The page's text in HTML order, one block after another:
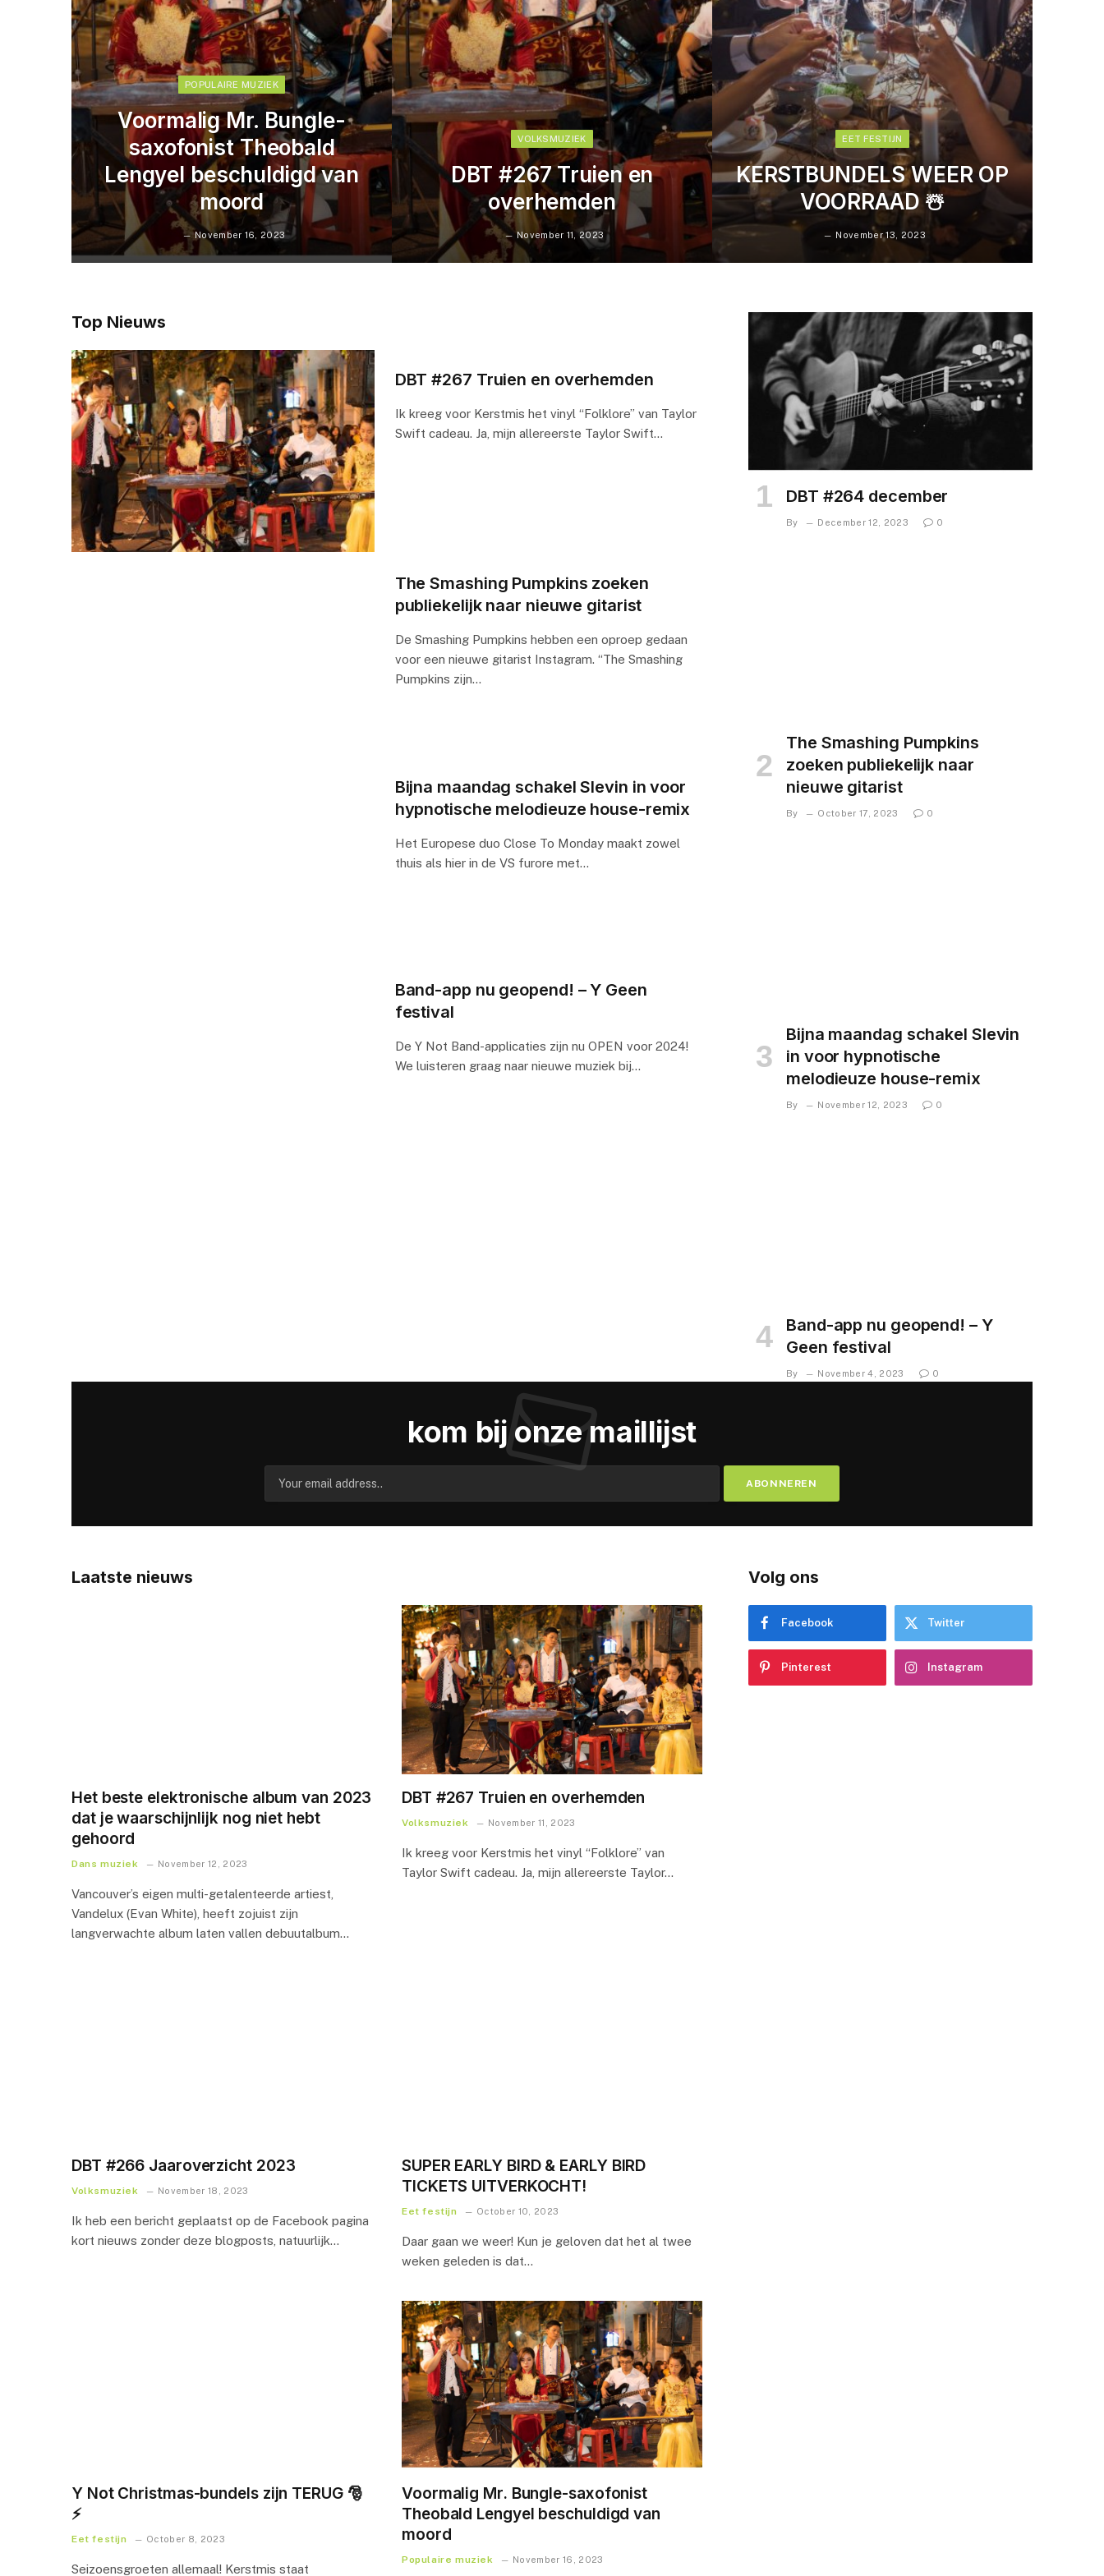
POPULAIRE MUZIEK
Voormalig Mr. Bungle-
saxofonist Theobald
Lengyel beschuldigd van
moord
November 16, 2023
VOLKSMUZIEK
DBT #267 Truien en
overhemden
November 11, 2023
EET FESTIJN
KERSTBUNDELS WEER OP
VOORRAAD ☃️
November 13, 2023
Top Nieuws
DBT #267 Truien en overhemden
Ik kreeg voor Kerstmis het vinyl “Folklore” van Taylor
Swift cadeau. Ja, mijn allereerste Taylor Swift…
The Smashing Pumpkins zoeken
publiekelijk naar nieuwe gitarist
De Smashing Pumpkins hebben een oproep gedaan
voor een nieuwe gitarist Instagram. “The Smashing
Pumpkins zijn…
Bijna maandag schakel Slevin in voor
hypnotische melodieuze house-remix
Het Europese duo Close To Monday maakt zowel
thuis als hier in de VS furore met…
Band-app nu geopend! – Y Geen
festival
De Y Not Band-applicaties zijn nu OPEN voor 2024!
We luisteren graag naar nieuwe muziek bij…
DBT #264 december
By December 12, 2023 0
The Smashing Pumpkins
zoeken publiekelijk naar
nieuwe gitarist
By October 17, 2023 0
Bijna maandag schakel Slevin
in voor hypnotische
melodieuze house-remix
By November 12, 2023 0
Band-app nu geopend! – Y
Geen festival
By November 4, 2023 0
kom bij onze maillijst
Laatste nieuws
Het beste elektronische album van 2023
dat je waarschijnlijk nog niet hebt
gehoord
Dans muziek November 12, 2023
Vancouver’s eigen multi-getalenteerde artiest,
Vandelux (Evan White), heeft zojuist zijn
langverwachte album laten vallen debuutalbum…
DBT #267 Truien en overhemden
Volksmuziek November 11, 2023
Ik kreeg voor Kerstmis het vinyl “Folklore” van
Taylor Swift cadeau. Ja, mijn allereerste Taylor…
DBT #266 Jaaroverzicht 2023
Volksmuziek November 18, 2023
Ik heb een bericht geplaatst op de Facebook pagina
kort nieuws zonder deze blogposts, natuurlijk…
SUPER EARLY BIRD & EARLY BIRD
TICKETS UITVERKOCHT!
Eet festijn October 10, 2023
Daar gaan we weer! Kun je geloven dat het al twee
weken geleden is dat…
Y Not Christmas-bundels zijn TERUG 🎅
⚡
Eet festijn October 8, 2023
Seizoensgroeten allemaal! Kerstmis staat
Voormalig Mr. Bungle-saxofonist
Theobald Lengyel beschuldigd van
moord
Populaire muziek November 16, 2023
Volg ons
Facebook Twitter
Pinterest Instagram